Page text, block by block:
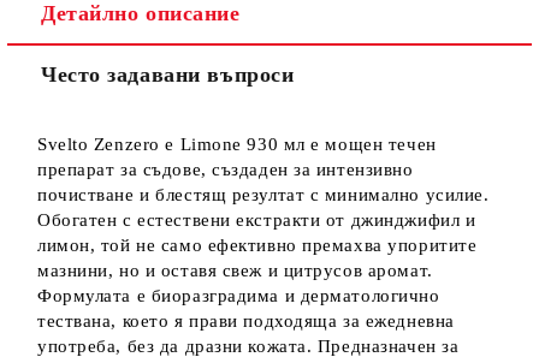
Детайлно описание
Често задавани въпроси
Svelto Zenzero e Limone 930 мл е мощен течен
препарат за съдове, създаден за интензивно
почистване и блестящ резултат с минимално усилие.
Обогатен с естествени екстракти от джинджифил и
лимон, той не само ефективно премахва упоритите
мазнини, но и оставя свеж и цитрусов аромат.
Формулата е биоразградима и дерматологично
тествана, което я прави подходяща за ежедневна
употреба, без да дразни кожата. Предназначен за